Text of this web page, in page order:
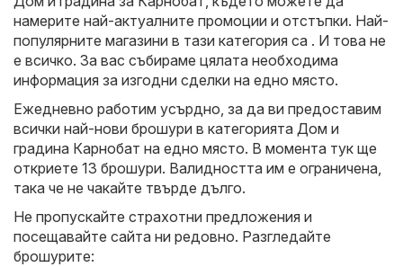
намерите най-актуалните промоции и отстъпки. Най-
популярните магазини в тази категория са . И това не
е всичко. За вас събираме цялата необходима
информация за изгодни сделки на едно място.
Ежедневно работим усърдно, за да ви предоставим
всички най-нови брошури в категорията Дом и
градина Карнобат на едно място. В момента тук ще
откриете 13 брошури. Валидността им е ограничена,
така че не чакайте твърде дълго.
Не пропускайте страхотни предложения и
посещавайте сайта ни редовно. Разгледайте
брошурите: